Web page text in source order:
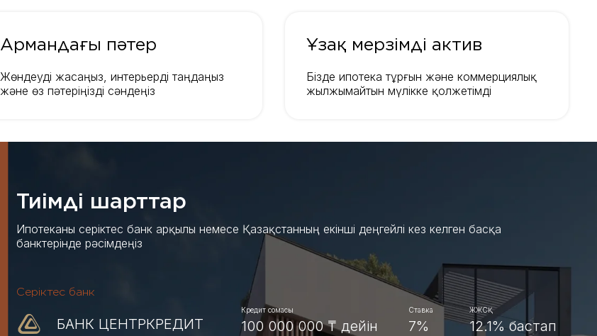
Армандағы пәтер
Жөндеуді жасаңыз, интерьерді таңдаңыз
және өз пәтеріңізді сәндеңіз
Ұзақ мерзімді актив
Бізде ипотека тұрғын және коммерциялық
жылжымайтын мүлікке қолжетімді
Тиімді шарттар
Ипотеканы серіктес банк арқылы немесе Қазақстанның екінші деңгейлі кез келген басқа
банктерінде рәсімдеңіз
Серіктес банк
БАНК ЦЕНТРКРЕДИТ
Кредит сомасы
100 000 000 ₸ дейін
Ставка
7%
ЖЖСҚ
12.1% бастап